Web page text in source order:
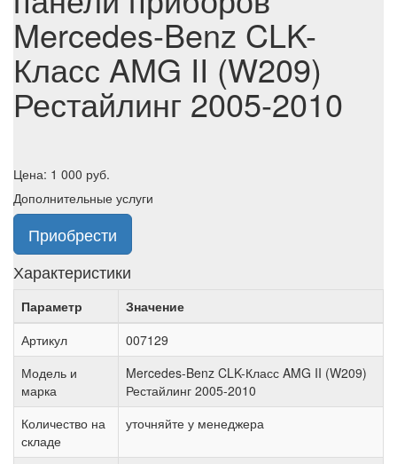
Mercedes-Benz CLK-
Класс AMG II (W209)
Рестайлинг 2005-2010
Цена: 1 000 руб.
Дополнительные услуги
Приобрести
Характеристики
Параметр
Значение
Артикул
007129
Модель и
марка
Mercedes-Benz CLK-Класс AMG II (W209)
Рестайлинг 2005-2010
Количество на
складе
уточняйте у менеджера